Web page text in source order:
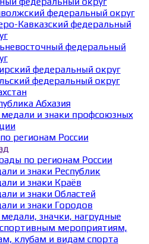
федеральный округ
Кавказский федеральный
федеральный
федеральный округ
федеральный округ
Абхазия
медали и знаки профсоюзных
регионам России
по регионам России
и знаки Республик
и знаки Краёв
и знаки Областей
и знаки Городов
медали, значки, нагрудные
мероприятиям,
клубам и видам спорта